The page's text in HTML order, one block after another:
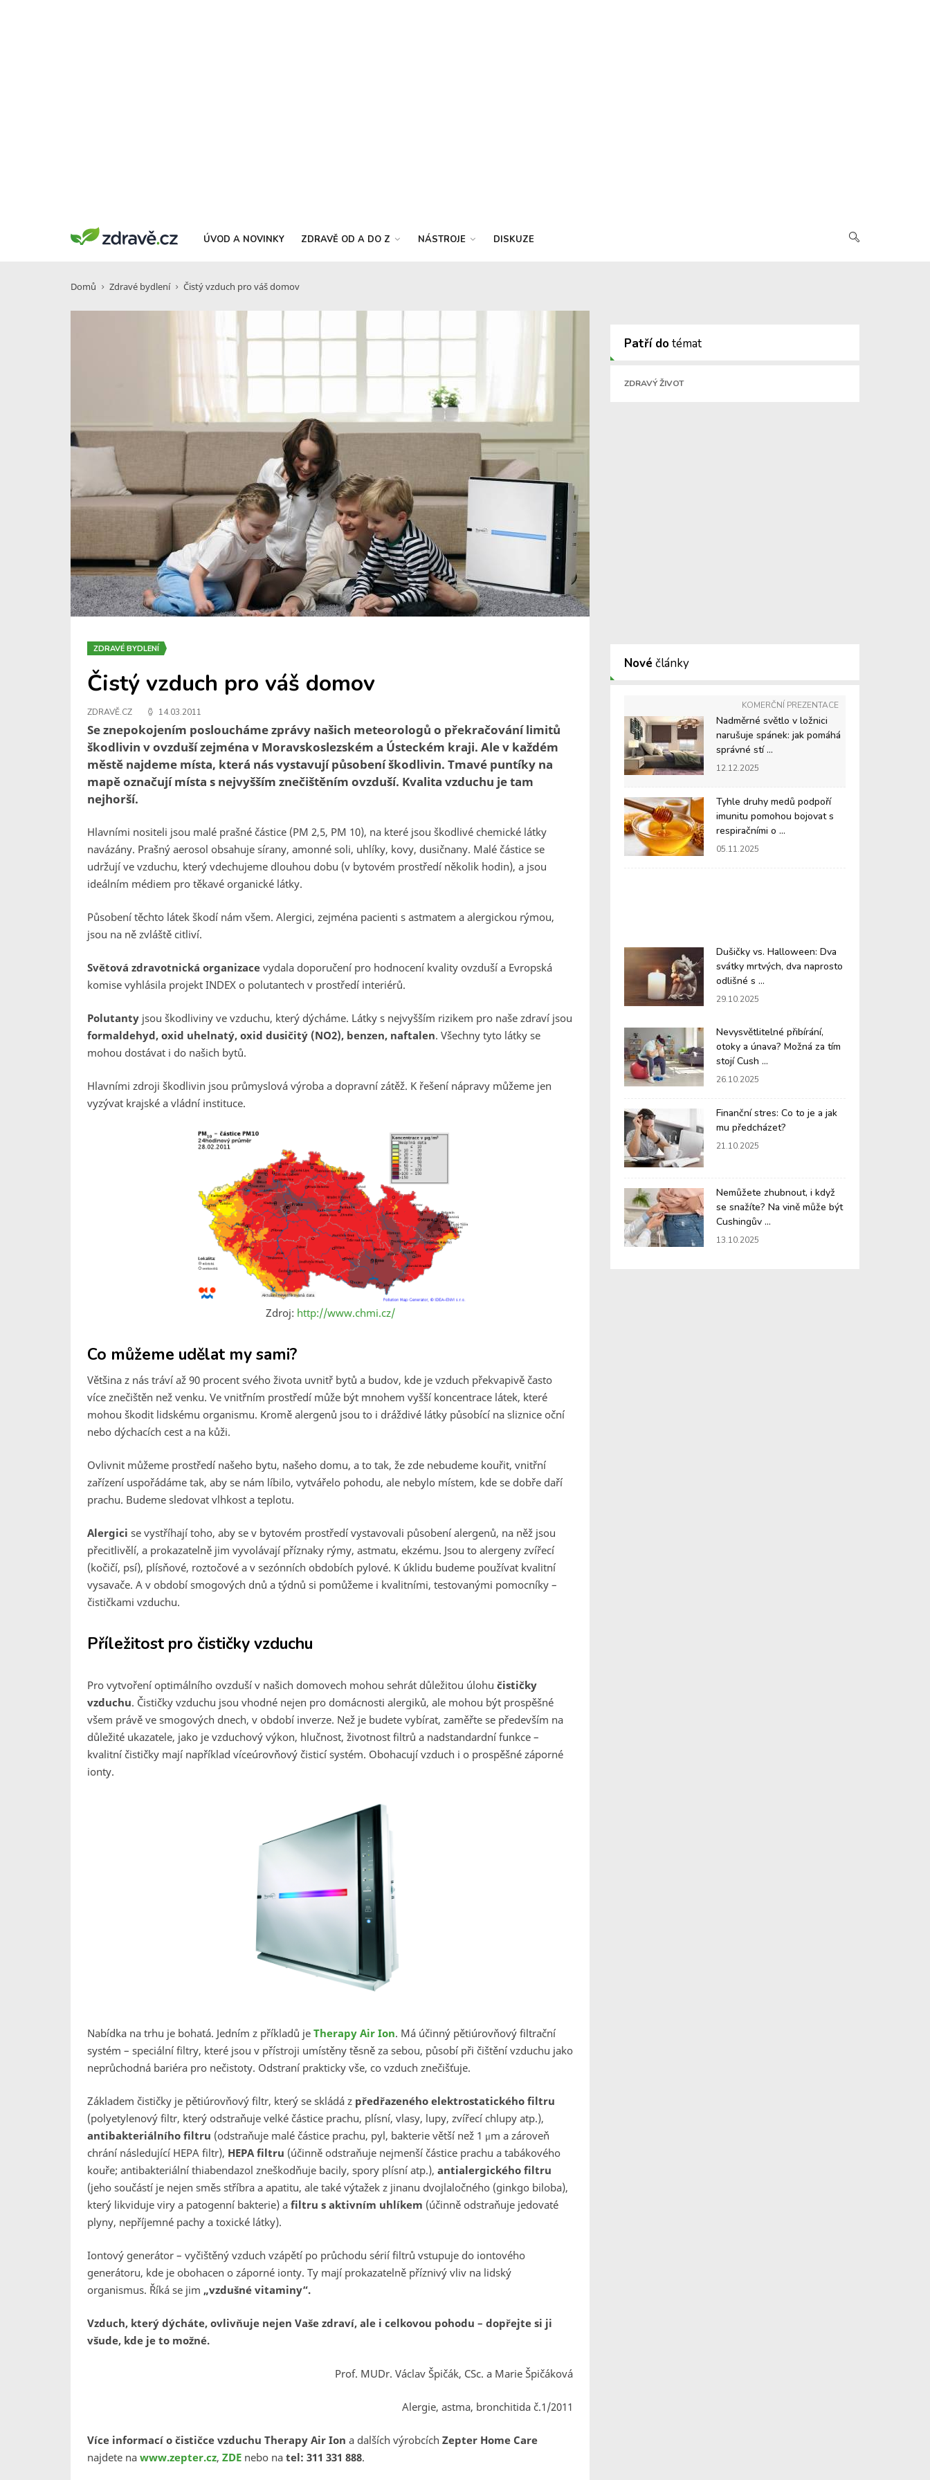
ÚVOD A NOVINKY ZDRAVĚ OD A DO Z NÁSTROJE DISKUZE
Domů Zdravé bydlení Čistý vzduch pro váš domov
ZDRAVÉ BYDLENÍ
Čistý vzduch pro váš domov
ZDRAVĚ.CZ 14.03.2011
Se znepokojením posloucháme zprávy našich meteorologů o překračování limitů
škodlivin v ovzduší zejména v Moravskoslezském a Ústeckém kraji. Ale v každém
městě najdeme místa, která nás vystavují působení škodlivin. Tmavé puntíky na
mapě označují místa s nejvyšším znečištěním ovzduší. Kvalita vzduchu je tam
nejhorší.
Hlavními nositeli jsou malé prašné částice (PM 2,5, PM 10), na které jsou škodlivé chemické látky
navázány. Prašný aerosol obsahuje sírany, amonné soli, uhlíky, kovy, dusičnany. Malé částice se
udržují ve vzduchu, který vdechujeme dlouhou dobu (v bytovém prostředí několik hodin), a jsou
ideálním médiem pro těkavé organické látky.
Působení těchto látek škodí nám všem. Alergici, zejména pacienti s astmatem a alergickou rýmou,
jsou na ně zvláště citliví.
Světová zdravotnická organizace vydala doporučení pro hodnocení kvality ovzduší a Evropská
komise vyhlásila projekt INDEX o polutantech v prostředí interiérů.
Polutanty jsou škodliviny ve vzduchu, který dýcháme. Látky s nejvyšším rizikem pro naše zdraví jsou
formaldehyd, oxid uhelnatý, oxid dusičitý (NO2), benzen, naftalen. Všechny tyto látky se
mohou dostávat i do našich bytů.
Hlavními zdroji škodlivin jsou průmyslová výroba a dopravní zátěž. K řešení nápravy můžeme jen
vyzývat krajské a vládní instituce.
Zdroj: http://www.chmi.cz/
Co můžeme udělat my sami?
Většina z nás tráví až 90 procent svého života uvnitř bytů a budov, kde je vzduch překvapivě často
více znečištěn než venku. Ve vnitřním prostředí může být mnohem vyšší koncentrace látek, které
mohou škodit lidskému organismu. Kromě alergenů jsou to i dráždivé látky působící na sliznice oční
nebo dýchacích cest a na kůži.
Ovlivnit můžeme prostředí našeho bytu, našeho domu, a to tak, že zde nebudeme kouřit, vnitřní
zařízení uspořádáme tak, aby se nám líbilo, vytvářelo pohodu, ale nebylo místem, kde se dobře daří
prachu. Budeme sledovat vlhkost a teplotu.
Alergici se vystříhají toho, aby se v bytovém prostředí vystavovali působení alergenů, na něž jsou
přecitlivělí, a prokazatelně jim vyvolávají příznaky rýmy, astmatu, ekzému. Jsou to alergeny zvířecí
(kočičí, psí), plísňové, roztočové a v sezónních obdobích pylové. K úklidu budeme používat kvalitní
vysavače. A v období smogových dnů a týdnů si pomůžeme i kvalitními, testovanými pomocníky –
čističkami vzduchu.
Příležitost pro čističky vzduchu
Pro vytvoření optimálního ovzduší v našich domovech mohou sehrát důležitou úlohu čističky
vzduchu. Čističky vzduchu jsou vhodné nejen pro domácnosti alergiků, ale mohou být prospěšné
všem právě ve smogových dnech, v období inverze. Než je budete vybírat, zaměřte se především na
důležité ukazatele, jako je vzduchový výkon, hlučnost, životnost filtrů a nadstandardní funkce –
kvalitní čističky mají například víceúrovňový čisticí systém. Obohacují vzduch i o prospěšné záporné
ionty.
Nabídka na trhu je bohatá. Jedním z příkladů je Therapy Air Ion. Má účinný pětiúrovňový filtrační
systém – speciální filtry, které jsou v přístroji umístěny těsně za sebou, působí při čištění vzduchu jako
neprůchodná bariéra pro nečistoty. Odstraní prakticky vše, co vzduch znečišťuje.
Základem čističky je pětiúrovňový filtr, který se skládá z předřazeného elektrostatického filtru
(polyetylenový filtr, který odstraňuje velké částice prachu, plísní, vlasy, lupy, zvířecí chlupy atp.),
antibakteriálního filtru (odstraňuje malé částice prachu, pyl, bakterie větší než 1 μm a zároveň
chrání následující HEPA filtr), HEPA filtru (účinně odstraňuje nejmenší částice prachu a tabákového
kouře; antibakteriální thiabendazol zneškodňuje bacily, spory plísní atp.), antialergického filtru
(jeho součástí je nejen směs stříbra a apatitu, ale také výtažek z jinanu dvojlaločného (ginkgo biloba),
který likviduje viry a patogenní bakterie) a filtru s aktivním uhlíkem (účinně odstraňuje jedovaté
plyny, nepříjemné pachy a toxické látky).
Iontový generátor – vyčištěný vzduch vzápětí po průchodu sérií filtrů vstupuje do iontového
generátoru, kde je obohacen o záporné ionty. Ty mají prokazatelně příznivý vliv na lidský
organismus. Říká se jim „vzdušné vitaminy“.
Vzduch, který dýcháte, ovlivňuje nejen Vaše zdraví, ale i celkovou pohodu – dopřejte si ji
všude, kde je to možné.
Prof. MUDr. Václav Špičák, CSc. a Marie Špičáková
Alergie, astma, bronchitida č.1/2011
Více informací o čističce vzduchu Therapy Air Ion a dalších výrobcích Zepter Home Care
najdete na www.zepter.cz, ZDE nebo na tel: 311 331 888.
Patří dotémat
ZDRAVÝ ŽIVOT
Nové články
KOMERČNÍ PREZENTACE
Nadměrné světlo v ložnici
narušuje spánek: jak pomáhá
správné stí ...
12.12.2025
Tyhle druhy medů podpoří
imunitu pomohou bojovat s
respiračními o ...
05.11.2025
Dušičky vs. Halloween: Dva
svátky mrtvých, dva naprosto
odlišné s ...
29.10.2025
Nevysvětlitelné přibírání,
otoky a únava? Možná za tím
stojí Cush ...
26.10.2025
Finanční stres: Co to je a jak
mu předcházet?
21.10.2025
Nemůžete zhubnout, i když
se snažíte? Na vině může být
Cushingův ...
13.10.2025